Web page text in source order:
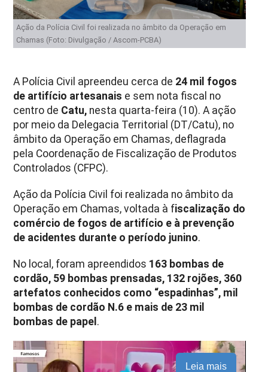
Ação da Polícia Civil foi realizada no âmbito da Operação em
Chamas (Foto: Divulgação / Ascom-PCBA)
A Polícia Civil apreendeu cerca de 24 mil fogos
de artifício artesanais e sem nota fiscal no
centro de Catu, nesta quarta-feira (10). A ação
por meio da Delegacia Territorial (DT/Catu), no
âmbito da Operação em Chamas, deflagrada
pela Coordenação de Fiscalização de Produtos
Controlados (CFPC).
Ação da Polícia Civil foi realizada no âmbito da
Operação em Chamas, voltada à fiscalização do
comércio de fogos de artifício e à prevenção
de acidentes durante o período junino.
No local, foram apreendidos 163 bombas de
cordão, 59 bombas prensadas, 132 rojões, 360
artefatos conhecidos como “espadinhas”, mil
bombas de cordão N.6 e mais de 23 mil
bombas de papel .
Leia mais